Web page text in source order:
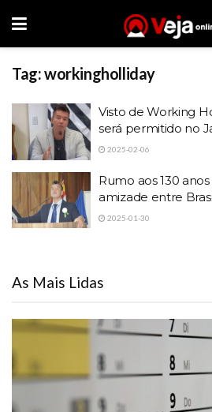
Tag:workingholliday
Visto de Working
será permitido no
2025-02-06
Rumo aos 130
amizade entre
2025-01-30
As Mais Lidas